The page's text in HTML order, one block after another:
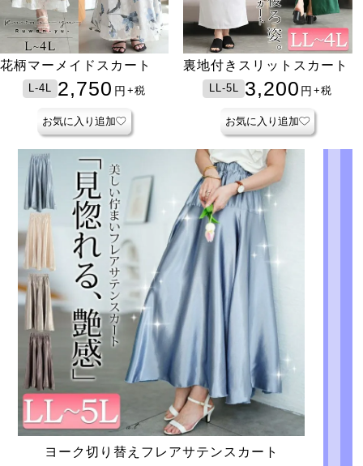
花柄マーメイドスカート
L-4L 2,750 円 +税
お気に入り追加
裏地付きスリットスカート
LL-5L 3,200 円 +税
お気に入り追加
ヨーク切り替えフレアサテンスカート